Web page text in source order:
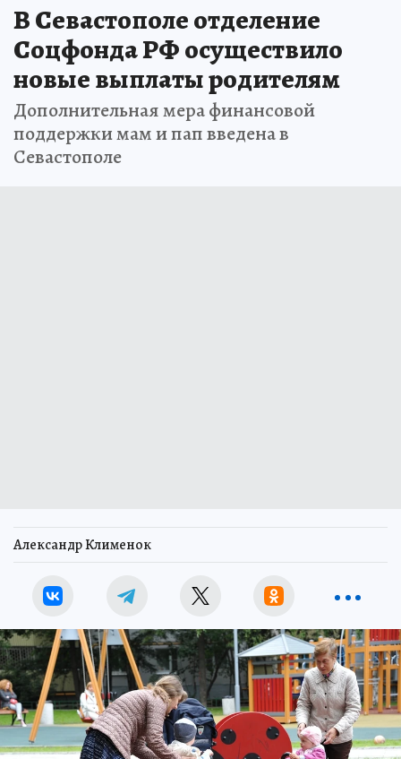
В Севастополе отделение
Соцфонда РФ осуществило
новые выплаты родителям
Дополнительная мера финансовой
поддержки мам и пап введена в
Севастополе
Александр Клименок